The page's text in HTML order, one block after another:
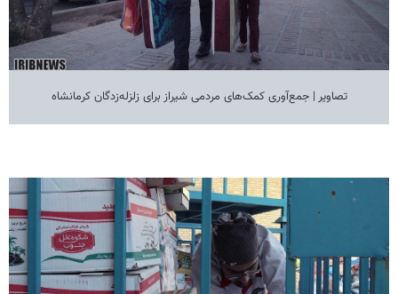
تصاویر | جمع‌آوری کمک‌های مردمی شیراز برای زلزله‌زدگان کرمانشاه